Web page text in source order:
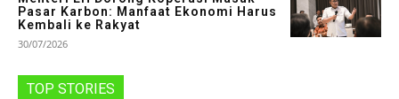
Pasar Karbon: Manfaat Ekonomi Harus
Kembali ke Rakyat
30/07/2026
TOP STORIES